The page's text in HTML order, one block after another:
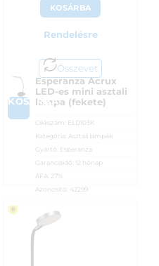
KOSÁRBA
Rendelésre
Összevet
KOSÁRBA
Esperanza Acrux
LED-es mini asztali
lámpa (fekete)
Cikkszám:
ELD103K
Kategória: Asztali lámpák
Gyártó:
Esperanza
Garanciaidő:
12 hónap
ÁFA: 27%
Azonosító: 42299
3 250Ft